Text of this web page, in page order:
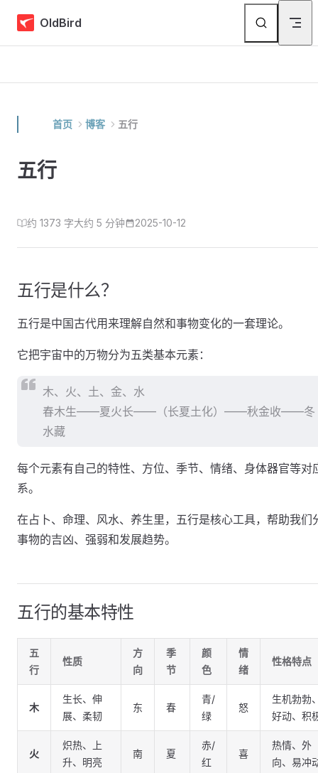
Skip to content
OldBird
首页 博客 五行
五行
约 1373 字大约 5 分钟 2025-10-12
五行是什么？
五行是中国古代用来理解自然和事物变化的一套理论。
它把宇宙中的万物分为五类基本元素：
木、火、土、金、水
春木生——夏火长——（长夏土化）——秋金收——冬
水藏
每个元素有自己的特性、方位、季节、情绪、身体器官等对
系。
在占卜、命理、风水、养生里，五行是核心工具，帮助我们
事物的吉凶、强弱和发展趋势。
五行的基本特性
五
行
性质
方
向
季
节
颜
色
情
绪
性格特点
木
生长、伸
展、柔韧
东 春
青/
绿
怒
生机勃勃
好动、积
火
炽热、上
升、明亮
南 夏
赤/
红
喜
热情、外
向、易冲